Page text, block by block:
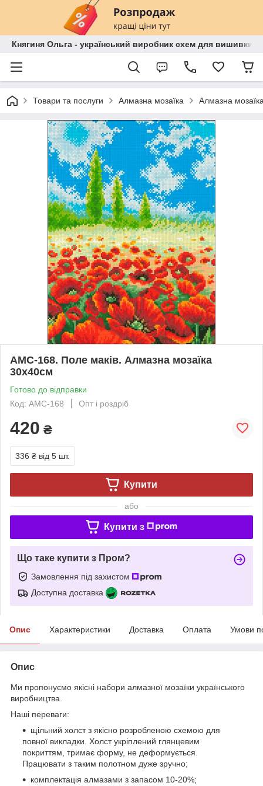
Княгиня Ольга - український виробник схем для вишивки
Товари та послуги Алмазна мозаїка Алмазна
АМС-168. Поле маків. Алмазна мозаїка
30х40см
Готово до відправки
Код: АМС-168
Опт і роздріб
420 ₴
336 ₴ від 5 шт.
Купити
або
Купити з
Що таке купити з Пром?
Замовлення під захистом
Доступна доставка
Опис Характеристики Доставка Оплата Умови
Опис
Ми пропонуємо якісні набори алмазної мозаїки українського
виробництва.
Наші переваги:
щільний холст з якісно розробленою схемою для
повної викладки. Холст укріплений глянцевим
покриттям, тримає форму, не деформується.
Працювати з таким полотном дуже зручно;
комплектація алмазами з запасом 10-20%;